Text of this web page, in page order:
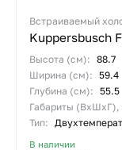
Встраиваемый
Kuppersbusch
Высота (см): 88.7
Ширина (см): 59.4
Глубина (см): 55.5
Габариты (ВхШхГ),
Тип:
В наличии